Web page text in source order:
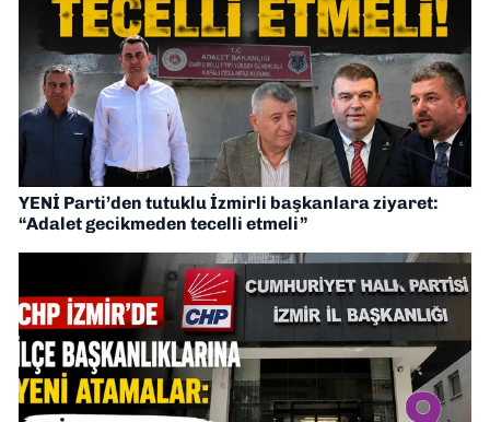
YENİ Parti’den tutuklu İzmirli başkanlara ziyaret:
“Adalet gecikmeden tecelli etmeli”